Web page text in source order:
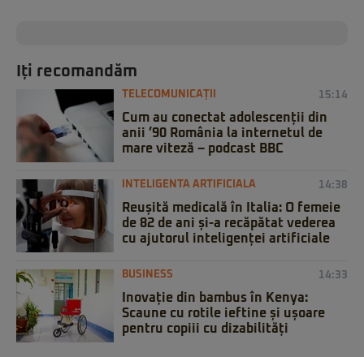
Iți recomandăm
TELECOMUNICAȚII 15:14
Cum au conectat adolescenții din
anii ’90 România la internetul de
mare viteză – podcast BBC
INTELIGENTA ARTIFICIALA 14:38
Reușită medicală în Italia: O femeie
de 82 de ani și-a recăpătat vederea
cu ajutorul inteligenței artificiale
BUSINESS 14:33
Inovație din bambus în Kenya:
Scaune cu rotile ieftine și ușoare
pentru copiii cu dizabilități